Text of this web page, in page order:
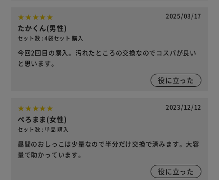
2025/03/17
たかくん(男性)
セット数 : 4袋セット 購入
今回2回目の購入。汚れたところの交換なのでコスパが良い
と思います。
役に立った
2023/12/12
ぺろまま(女性)
セット数 : 単品 購入
昼間のおしっこは少量なので半分だけ交換で済みます。大容
量で助かっています。
役に立った